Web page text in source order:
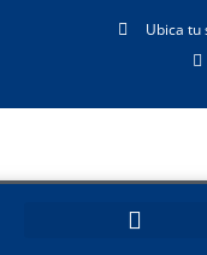
Ubica tu